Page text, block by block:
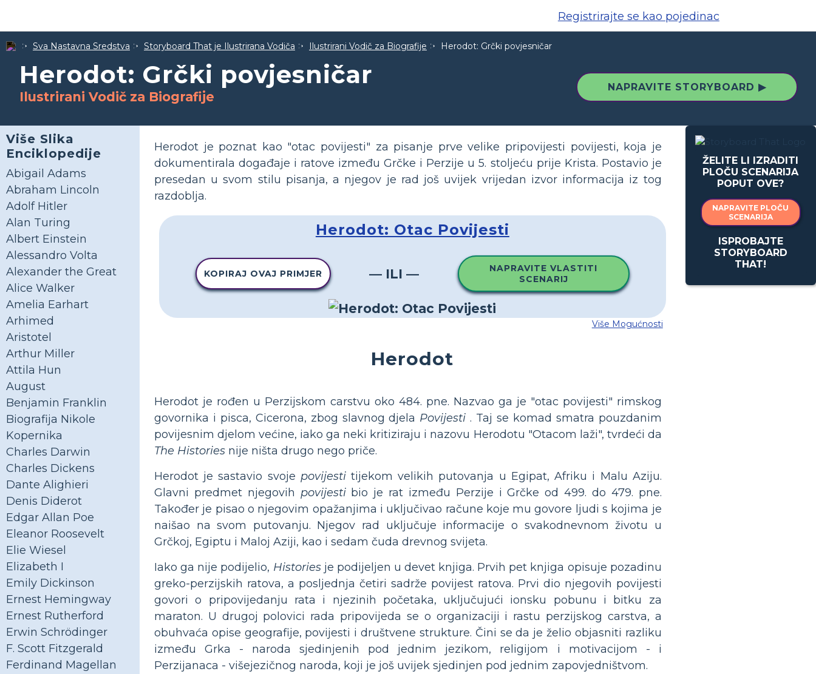
Registrirajte se kao pojedinac
Sva Nastavna Sredstva Storyboard That je Ilustrirana Vodiča Ilustrirani Vodič za Biografije Herodot: Grčki povjesničar
Herodot: Grčki povjesničar
Ilustrirani Vodič za Biografije
NAPRAVITE STORYBOARD ▶
Više Slika
Enciklopedije
Abigail Adams
Abraham Lincoln
Adolf Hitler
Alan Turing
Albert Einstein
Alessandro Volta
Alexander the Great
Alice Walker
Amelia Earhart
Arhimed
Aristotel
Arthur Miller
Attila Hun
August
Benjamin Franklin
Biografija Nikole
Kopernika
Charles Darwin
Charles Dickens
Dante Alighieri
Denis Diderot
Edgar Allan Poe
Eleanor Roosevelt
Elie Wiesel
Elizabeth I
Emily Dickinson
Ernest Hemingway
Ernest Rutherford
Erwin Schrödinger
F. Scott Fitzgerald
Ferdinand Magellan
ŽELITE LI IZRADITI
PLOČU SCENARIJA
POPUT OVE?
NAPRAVITE PLOČU
SCENARIJA
ISPROBAJTE
STORYBOARD
THAT!
Herodot je poznat kao "otac povijesti" za pisanje prve velike pripovijesti povijesti, koja je
dokumentirala događaje i ratove između Grčke i Perzije u 5. stoljeću prije Krista. Postavio je
presedan u svom stilu pisanja, a njegov je rad još uvijek vrijedan izvor informacija iz tog
razdoblja.
Herodot: Otac Povijesti
KOPIRAJ OVAJ PRIMJER — ILI —
NAPRAVITE VLASTITI
SCENARIJ
Više Mogućnosti
Herodot
Herodot je rođen u Perzijskom carstvu oko 484. pne. Nazvao ga je "otac povijesti" rimskog
govornika i pisca, Cicerona, zbog slavnog djela Povijesti . Taj se komad smatra pouzdanim
povijesnim djelom većine, iako ga neki kritiziraju i nazovu Herodotu "Otacom laži", tvrdeći da
The Histories nije ništa drugo nego priče.
Herodot je sastavio svoje povijestitijekom velikih putovanja u Egipat, Afriku i Malu Aziju.
Glavni predmet njegovih povijestibio je rat između Perzije i Grčke od 499. do 479. pne.
Također je pisao o njegovim opažanjima i uključivao račune koje mu govore ljudi s kojima je
naišao na svom putovanju. Njegov rad uključuje informacije o svakodnevnom životu u
Grčkoj, Egiptu i Maloj Aziji, kao i sedam čuda drevnog svijeta.
Iako ga nije podijelio, Historiesje podijeljen u devet knjiga. Prvih pet knjiga opisuje pozadinu
greko-perzijskih ratova, a posljednja četiri sadrže povijest ratova. Prvi dio njegovih povijesti
govori o pripovijedanju rata i njezinih početaka, uključujući ionsku pobunu i bitku za
maraton. U drugoj polovici rada pripovijeda se o organizaciji i rastu perzijskog carstva, a
obuhvaća opise geografije, povijesti i društvene strukture. Čini se da je želio objasniti razliku
između Grka - naroda sjedinjenih pod jednim jezikom, religijom i motivacijom - i
Perzijanaca - višejezičnog naroda, koji je još uvijek sjedinjen pod jednim zapovjedništvom.